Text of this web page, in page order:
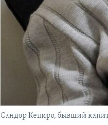
Сандор Кепиро, бывший